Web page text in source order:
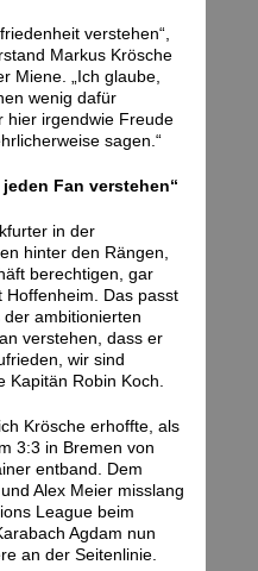
verstehen“,
Markus Krösche
Miene. „Ich glaube,
wenig dafür
hier irgendwie Freude
sagen.“
Fan verstehen“
in der
hinter den Rängen,
berechtigen, gar
Hoffenheim. Das passt
ambitionierten
verstehen, dass er
wir sind
Kapitän Robin Koch.
Krösche erhoffte, als
3:3 in Bremen von
entband. Dem
Alex Meier misslang
League beim
Agdam nun
an der Seitenlinie.